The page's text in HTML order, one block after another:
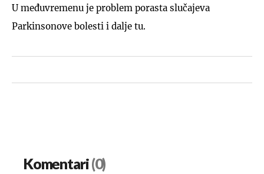
U međuvremenu je problem porasta slučajeva
Parkinsonove bolesti i dalje tu.
Komentari(0)